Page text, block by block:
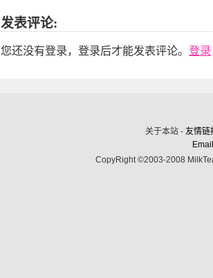
发表评论:
您还没有登录，登录后才能发表评论。 登录
关于本站 - 友情链
CopyRight ©2003-2008